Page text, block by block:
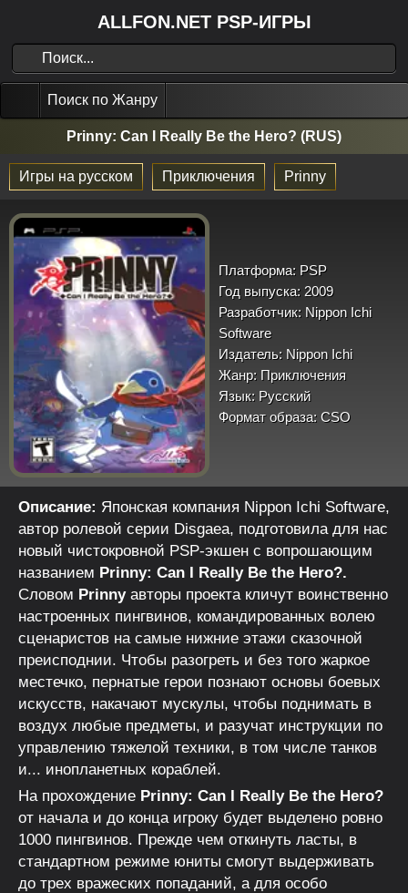
ALLFON.NET PSP-ИГРЫ
Поиск по Жанру
Prinny: Can I Really Be the Hero? (RUS)
Игры на русском Приключения Prinny
Платформа: PSP
Год выпуска: 2009
Разработчик: Nippon Ichi
Software
Издатель: Nippon Ichi
Жанр: Приключения
Язык: Русский
Формат образа: CSO
Описание: Японская компания Nippon Ichi Software,
автор ролевой серии Disgaea, подготовила для нас
новый чистокровной PSP-экшен с вопрошающим
названием Prinny: Can I Really Be the Hero?.
Словом Prinnyавторы проекта кличут воинственно
настроенных пингвинов, командированных волею
сценаристов на самые нижние этажи сказочной
преисподнии. Чтобы разогреть и без того жаркое
местечко, пернатые герои познают основы боевых
искусств, накачают мускулы, чтобы поднимать в
воздух любые предметы, и разучат инструкции по
управлению тяжелой техники, в том числе танков
и... инопланетных кораблей.
На прохождение Prinny: Can I Really Be the Hero?
от начала и до конца игроку будет выделено ровно
1000 пингвинов. Прежде чем откинуть ласты, в
стандартном режиме юниты смогут выдерживать
до трех вражеских попаданий, а для особо